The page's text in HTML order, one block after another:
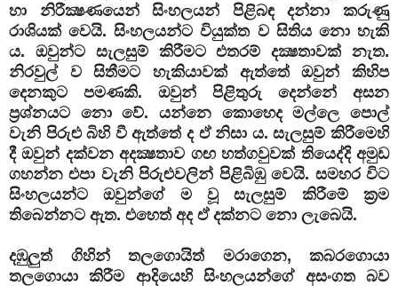
හා නිරීක්‍ෂණයෙන් සිංහලයන් පිළිබඳ දන්නා කරුණු
රාශියක් වෙයි. සිංහලයන්ට වියුක්ත ව සිතිය නො හැකි
ය. ඔවුන්ට සැලසුම් කිරීමට එතරම් දක්‍ෂතාවක් නැත.
නිරවුල් ව සිතීමට හැකියාවක් ඇත්තේ ඔවුන් කිහිප
දෙනකුට පමණකි. ඔවුන් පිළිතුරු දෙන්නේ අසන
ප්‍රශ්නයට නො වේ. යන්නෙ කොහෙද මල්ලෙ පොල්
වැනි පිරුළු බිහි වී ඇත්තේ ද ඒ නිසා ය. සැලසුම් කිරීමෙහි
දී ඔවුන් දක්වන අදක්‍ෂතාව ගඟ හත්ගවුවක් තියෙද්දි අමුඩ
ගහන්න එපා වැනි පිරුළුවලින් පිළිබිඹු වෙයි. සමහර විට
සිංහලයන්ට ඔවුන්ගේ ම වූ සැලසුම් කිරීමේ ක්‍රම
තිබෙන්නට ඇත. එහෙත් අද ඒ දක්නට නො ලැබෙයි.
දඹුලුත් ගිහින් තලගොයිත් මරාගෙන, කබරගොයා
තලගොයා කිරීම ආදියෙහි සිංහලයන්ගේ අසංගත බව